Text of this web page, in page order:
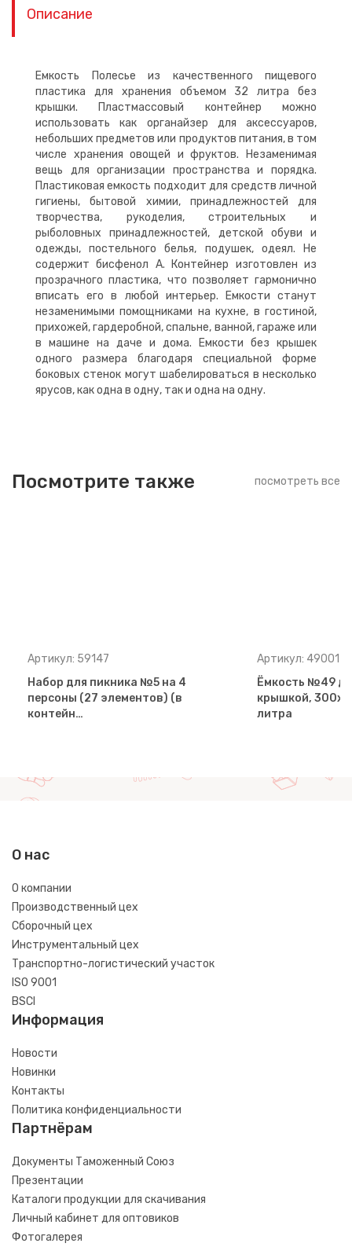
Описание
Емкость Полесье из качественного пищевого
пластика для хранения объемом 32 литра без
крышки. Пластмассовый контейнер можно
использовать как органайзер для аксессуаров,
небольших предметов или продуктов питания, в том
числе хранения овощей и фруктов. Незаменимая
вещь для организации пространства и порядка.
Пластиковая емкость подходит для средств личной
гигиены, бытовой химии, принадлежностей для
творчества, рукоделия, строительных и
рыболовных принадлежностей, детской обуви и
одежды, постельного белья, подушек, одеял. Не
содержит бисфенол А. Контейнер изготовлен из
прозрачного пластика, что позволяет гармонично
вписать его в любой интерьер. Емкости станут
незаменимыми помощниками на кухне, в гостиной,
прихожей, гардеробной, спальне, ванной, гараже или
в машине на даче и дома. Емкости без крышек
одного размера благодаря специальной форме
боковых стенок могут шабелироваться в несколько
ярусов, как одна в одну, так и одна на одну.
Посмотрите также посмотреть все
Артикул: 59147
Набор для пикника №5 на 4
персоны (27 элементов) (в
контейн…
Артикул: 49001
Ёмкость №49
крышкой,
литра
О нас
О компании
Производственный цех
Сборочный цех
Инструментальный цех
Транспортно-логистический участок
ISO 9001
BSCI
Информация
Новости
Новинки
Контакты
Политика конфиденциальности
Партнёрам
Документы Таможенный Союз
Презентации
Каталоги продукции для скачивания
Личный кабинет для оптовиков
Фотогалерея